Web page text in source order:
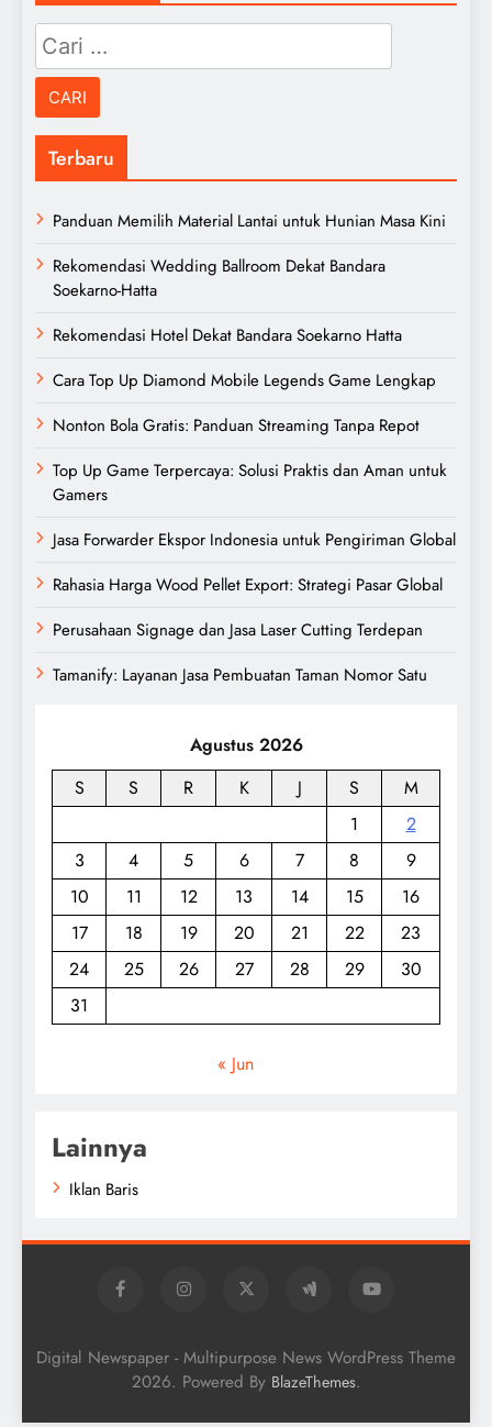
Cari
untuk:
Terbaru
Panduan Memilih Material Lantai untuk Hunian Masa Kini
Rekomendasi Wedding Ballroom Dekat Bandara
Soekarno-Hatta
Rekomendasi Hotel Dekat Bandara Soekarno Hatta
Cara Top Up Diamond Mobile Legends Game Lengkap
Nonton Bola Gratis: Panduan Streaming Tanpa Repot
Top Up Game Terpercaya: Solusi Praktis dan Aman untuk
Gamers
Jasa Forwarder Ekspor Indonesia untuk Pengiriman Global
Rahasia Harga Wood Pellet Export: Strategi Pasar Global
Perusahaan Signage dan Jasa Laser Cutting Terdepan
Tamanify: Layanan Jasa Pembuatan Taman Nomor Satu
Agustus 2026
S
S R K J S
M
1
2
3
4 5 6 7 8
9
10
11 12 13 14 15
16
17
18 19 20 21 22
23
24
25 26 27 28 29
30
31
« Jun
Lainnya
Iklan Baris
Digital Newspaper - Multipurpose News WordPress Theme
2026. Powered By BlazeThemes.